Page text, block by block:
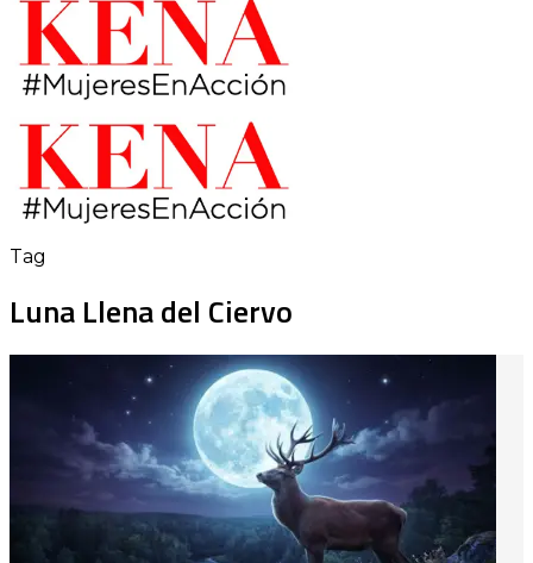
Tag
Luna Llena del Ciervo